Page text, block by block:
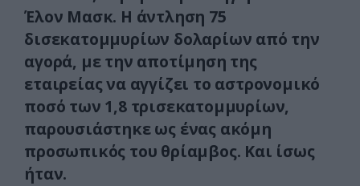
Έλον Μασκ. Η άντληση 75
δισεκατομμυρίων δολαρίων από την
αγορά, με την αποτίμηση της
εταιρείας να αγγίζει το αστρονομικό
ποσό των 1,8 τρισεκατομμυρίων,
παρουσιάστηκε ως ένας ακόμη
προσωπικός του θρίαμβος. Και ίσως
ήταν.